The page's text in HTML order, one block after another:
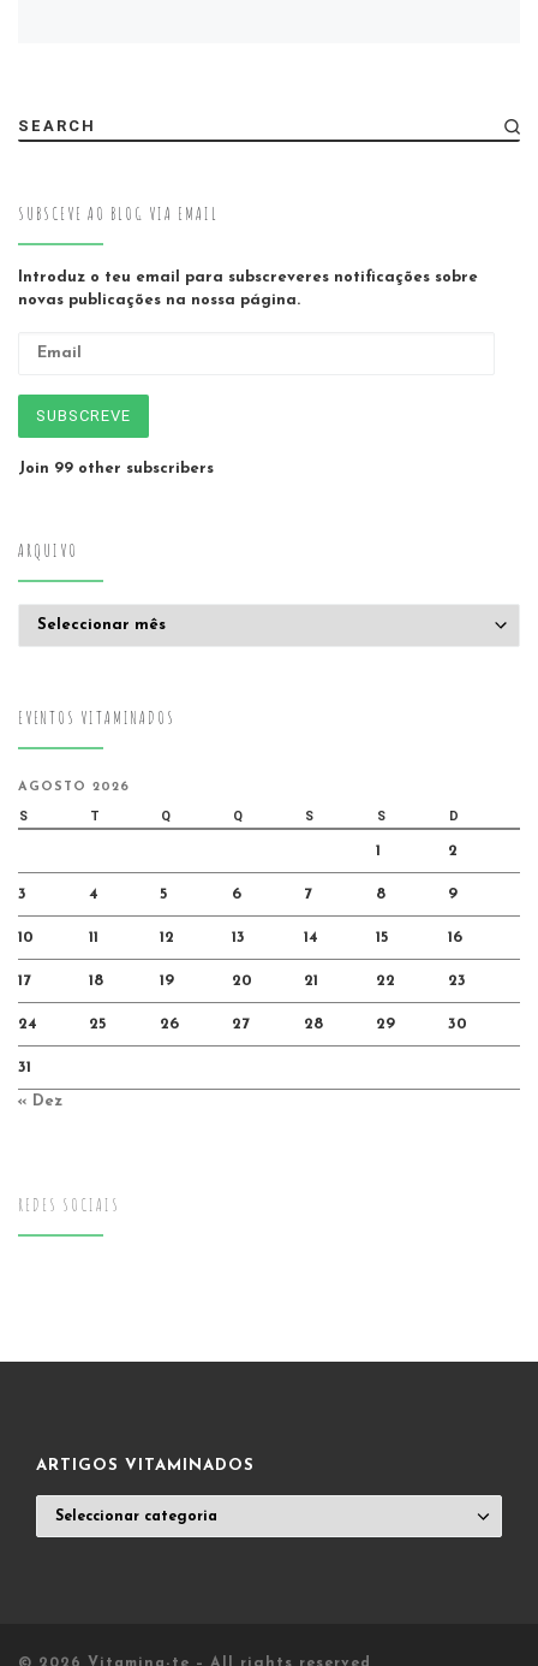
SEARCH
SUBSCEVE AO BLOG VIA EMAIL
Introduz o teu email para subscreveres notificações sobre
novas publicações na nossa página.
SUBSCREVE
Join 99 other subscribers
ARQUIVO
EVENTOS VITAMINADOS
AGOSTO 2026
S T Q Q S S D
1 2
3 4 5 6 7 8 9
10 11 12 13 14 15 16
17 18 19 20 21 22 23
24 25 26 27 28 29 30
31
« Dez
REDES SOCIAIS
ARTIGOS VITAMINADOS
VITAMINADOS